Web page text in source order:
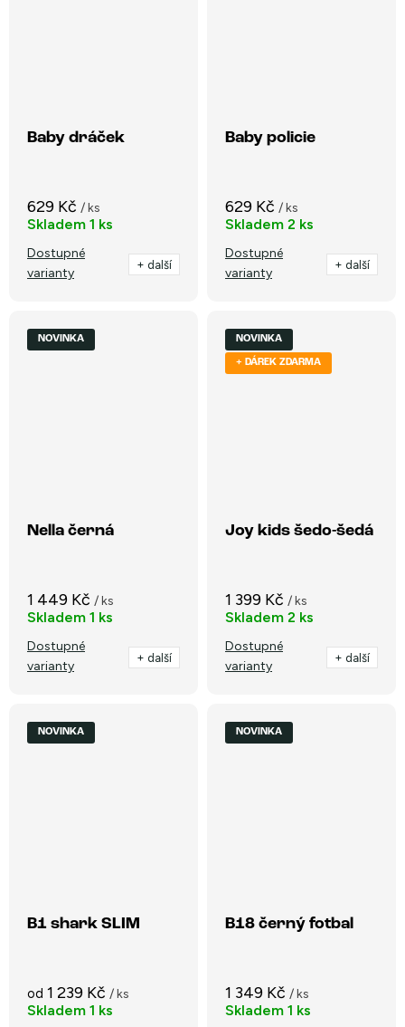
Baby dráček
629 Kč / ks
Skladem 1 ks
Dostupné
varianty
+ další
Baby policie
629 Kč / ks
Skladem 2 ks
Dostupné
varianty
+ další
NOVINKA
Nella černá
1 449 Kč / ks
Skladem 1 ks
Dostupné
varianty
+ další
NOVINKA
+ DÁREK ZDARMA
Joy kids šedo-šedá
1 399 Kč / ks
Skladem 2 ks
Dostupné
varianty
+ další
NOVINKA
B1 shark SLIM
od 1 239 Kč / ks
Skladem 1 ks
NOVINKA
B18 černý fotbal
1 349 Kč / ks
Skladem 1 ks